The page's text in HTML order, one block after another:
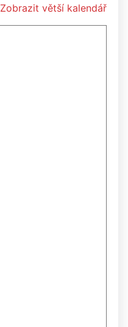
Zobrazit větší kalendář